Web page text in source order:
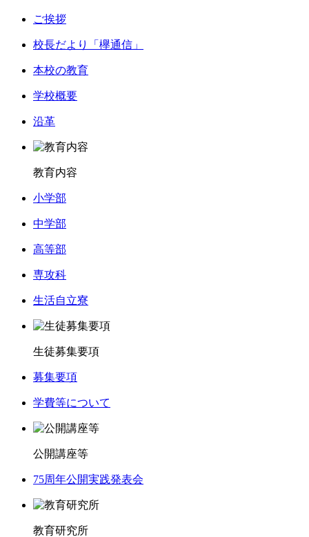
ご挨拶
校長だより「欅通信」
本校の教育
学校概要
沿革
教育内容
小学部
中学部
高等部
専攻科
生活自立寮
生徒募集要項
募集要項
学費等について
公開講座等
75周年公開実践発表会
教育研究所